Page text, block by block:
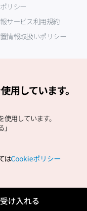
リシー
サービス利用規約
情報取扱いポリシー
All Rights
用しています。
用しています。
はCookieポリシー
け入れる